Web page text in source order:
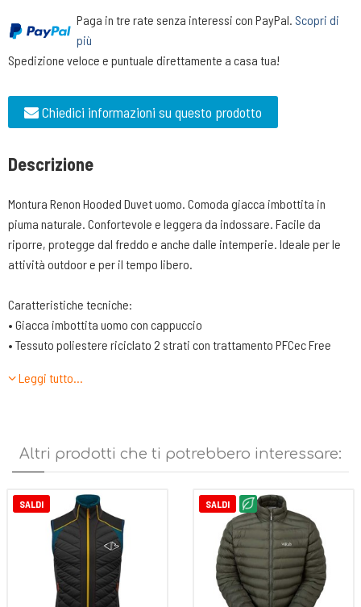
Paga in tre rate senza interessi con PayPal. Scopri di
più
Spedizione veloce e puntuale direttamente a casa tua!
Chiedici informazioni su questo prodotto
Descrizione
Montura Renon Hooded Duvet uomo. Comoda giacca imbottita in
piuma naturale. Confortevole e leggera da indossare. Facile da
riporre, protegge dal freddo e anche dalle intemperie. Ideale per le
attività outdoor e per il tempo libero.
Caratteristiche tecniche:
• Giacca imbottita uomo con cappuccio
• Tessuto poliestere riciclato 2 strati con trattamento PFCec Free
• Contrasto in tessuto nylon
NIKWAX PFC FREE DWR - 10% Piuma d'Anatra Bianca (FILL POWER: 750
CUIN - IDFB Steam Test) prodotto trattato idrorepellente
zip
• Cappuccio e polsi rifiniti con elastico
• Fondo con regolazione
• Capo ideale per il tempo libero
Leggi tutto…
Altri prodotti che ti potrebbero interessare:
SALDI SALDI